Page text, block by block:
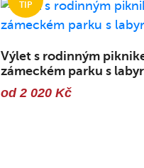
Výlet s rodinným
zámeckém parku s
od 2 020 Kč